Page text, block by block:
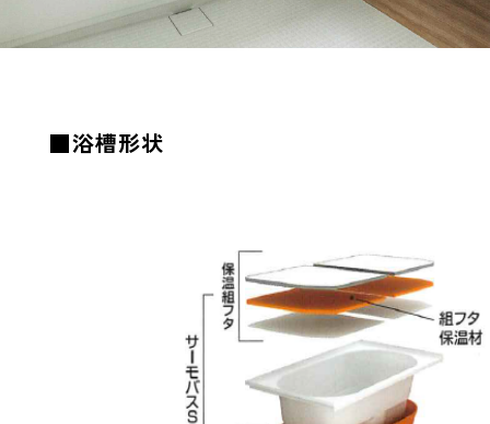
■浴槽形状